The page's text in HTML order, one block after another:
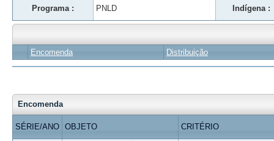
Programa : PNLD Indígena :
Encomenda Distribuição
Encomenda
SÉRIE/ANO OBJETO CRITÉRIO